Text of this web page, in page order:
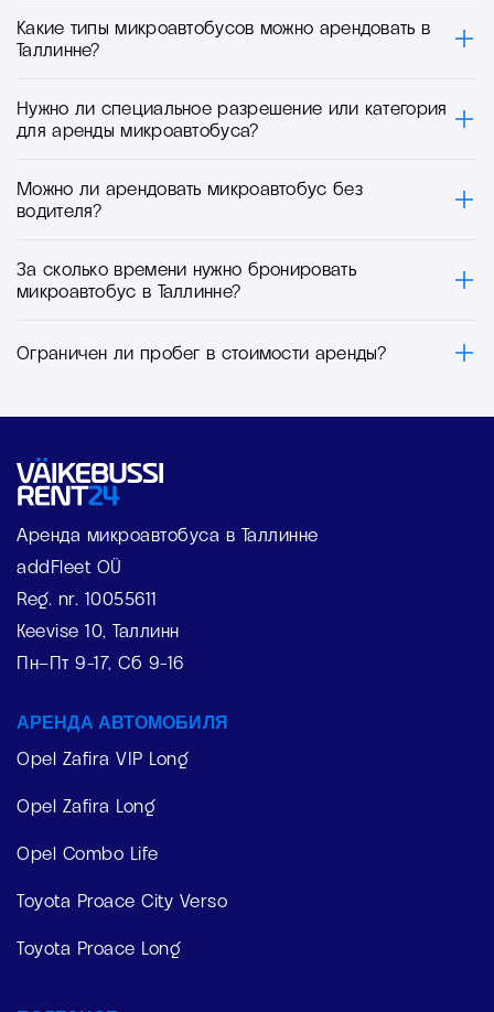
Какие типы микроавтобусов можно арендовать в
Таллинне?
Нужно ли специальное разрешение или категория
для аренды микроавтобуса?
Можно ли арендовать микроавтобус без
водителя?
За сколько времени нужно бронировать
микроавтобус в Таллинне?
Ограничен ли пробег в стоимости аренды?
Аренда микроавтобуса в Таллинне
addFleet OÜ
Reg. nr. 10055611
Keevise 10, Таллинн
Пн–Пт 9-17, Сб 9-16
АРЕНДА АВТОМОБИЛЯ
Opel Zafira VIP Long
Opel Zafira Long
Opel Combo Life
Toyota Proace City Verso
Toyota Proace Long